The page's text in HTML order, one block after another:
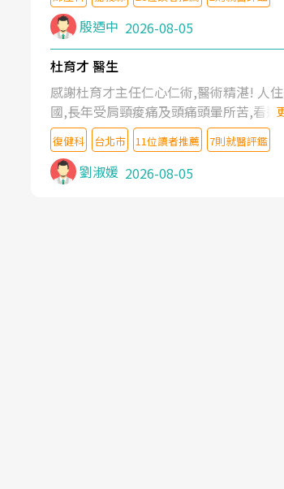
殷迺中 2026-08-05
杜育才 醫生
感謝杜育才主任仁心仁術,醫術精湛! 人
國,長年受肩頸痠痛及頭痛頭暈所苦,看遍
教授,做了各種檢查,也嘗試過西醫打針,中
針灸及物理徒手治療都沒有用,後來連吃到
啡類止痛藥都效果有限,只是壓症狀,沒多
痛起來,多年失眠嚴重影響生活品質. 台灣
復健科 台北市 11位讀者推薦 7則就醫評鑑
劉淑媛 2026-08-05